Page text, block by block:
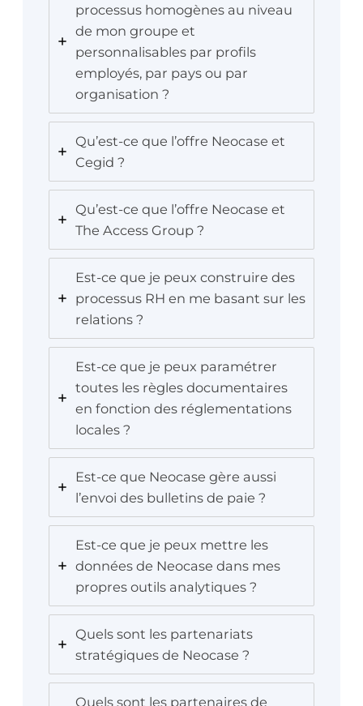
processus homogènes au niveau
de mon groupe et
personnalisables par profils
employés, par pays ou par
organisation ?
Qu’est-ce que l’offre Neocase et
Cegid ?
Qu’est-ce que l’offre Neocase et
The Access Group ?
Est-ce que je peux construire des
processus RH en me basant sur les
relations ?
Est-ce que je peux paramétrer
toutes les règles documentaires
en fonction des réglementations
locales ?
Est-ce que Neocase gère aussi
l’envoi des bulletins de paie ?
Est-ce que je peux mettre les
données de Neocase dans mes
propres outils analytiques ?
Quels sont les partenariats
stratégiques de Neocase ?
Quels sont les partenaires de